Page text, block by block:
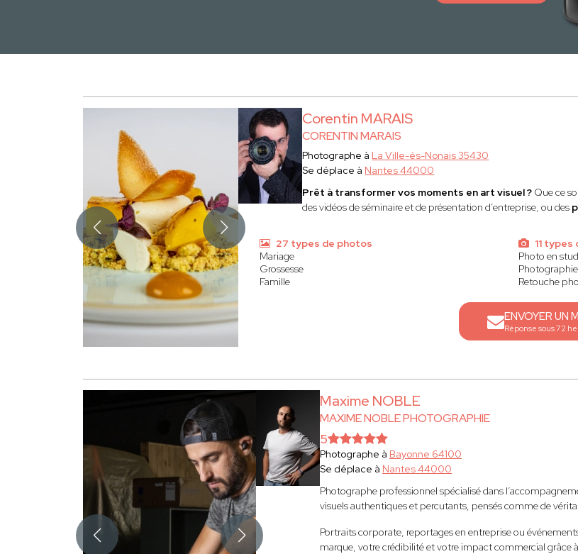
Corentin MARAIS
CORENTIN MARAIS
Photographe à La Ville-és-Nonais 35430
Se déplace à Nantes 44000
Prêt à transformer vos moments en art visuel ? Que ce
des vidéos de séminaire et de présentation d’entreprise, ou des
27 types de photos
Mariage
Grossesse
Famille
11
Photo en
Photographie
Retouche
ENVOYER UN
Réponse sous 72
Maxime NOBLE
MAXIME NOBLE PHOTOGRAPHIE
5
Photographe à Bayonne 64100
Se déplace à Nantes 44000
Photographe professionnel spécialisé dans
visuels authentiques et percutants, pensés comme de
Portraits corporate, reportages en entreprise ou
marque, votre crédibilité et votre impact commercial grâce